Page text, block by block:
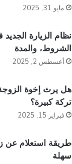
مايو 31, 2025
نظام الزيارة الجديد
الشروط، والمدة
أغسطس 2, 2025
هل يرث إخوة الزوجة
تركة كبيرة؟
فبراير 15, 2025
طريقة استعلام عن
سهلة